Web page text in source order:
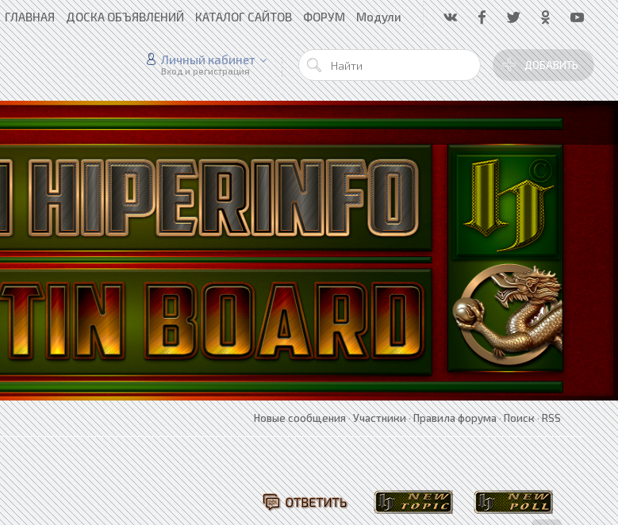
ГЛАВНАЯ ДОСКА ОБЪЯВЛЕНИЙ КАТАЛОГ САЙТОВ ФОРУМ Модули
ДОБАВИТЬ
Личный кабинет
Вход и регистрация
Новые сообщения·Участники·Правила форума·Поиск·RSS